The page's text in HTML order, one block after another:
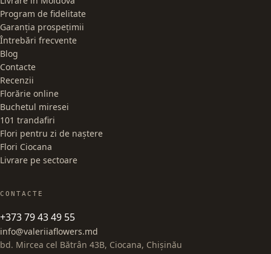
Program de fidelitate
Garanția prospețimii
Întrebări frecvente
Blog
Contacte
Recenzii
Florărie online
Buchetul miresei
101 trandafiri
Flori pentru zi de naștere
Flori Ciocana
Livrare pe sectoare
CONTACTE
+373 79 43 49 55
info@valeriiaflowers.md
bd. Mircea cel Bătrân 43B, Ciocana, Chișinău